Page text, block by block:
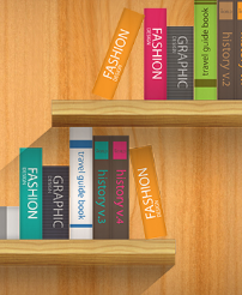
القرآن
كتب في كتب النسخ المختلفة
[ 0 كتاب/كتب ]